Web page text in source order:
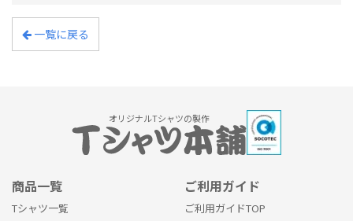
一覧に戻る
オリジナルTシャツの製作
商品一覧
Tシャツ一覧
ご利用ガイド
ご利用ガイドTOP